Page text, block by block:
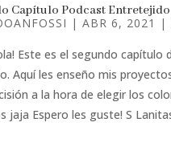
Capítulo Podcast Entretejido
| ABR 6, 2021 |
Este es el segundo capítulo
Aquí les enseño mis
a la hora de elegir los
jaja Espero les guste! S